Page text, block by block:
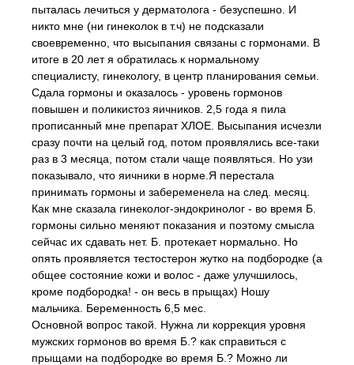
пыталась лечиться у дерматолога - безуспешно. И
никто мне (ни гинеколок в т.ч) не подсказали
своевременно, что высыпания связаны с гормонами. В
итоге в 20 лет я обратилась к нормальному
специалисту, гинекологу, в центр планирования семьи.
Сдала гормоны и оказалось - уровень гормонов
повышен и поликистоз яичников. 2,5 года я пила
прописанный мне препарат ХЛОЕ. Высыпания исчезли
сразу почти на целый год, потом проявлялись все-таки
раз в 3 месяца, потом стали чаще появляться. Но узи
показывало, что яичники в норме.Я перестала
принимать гормоны и забеременела на след. месяц.
Как мне сказала гинеколог-эндокринолог - во время Б.
гормоны сильно меняют показания и поэтому смысла
сейчас их сдавать нет. Б. протекает нормально. Но
опять проявляется тестостерон жутко на подбородке (а
общее состояние кожи и волос - даже улучшилось,
кроме подбородка! - он весь в прыщах) Ношу
мальчика. Беременность 6,5 мес.
Основной вопрос такой. Нужна ли коррекция уровня
мужских гормонов во время Б.? как справиться с
прыщами на подбородке во время Б.? Можно ли